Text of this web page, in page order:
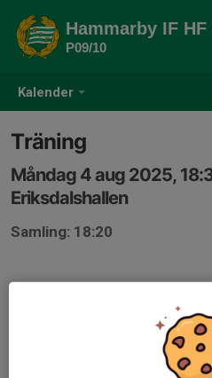
Kalender
Hammarby IF HF
P09/10
Träning
Måndag 4 aug 2025,
Eriksdalshallen
Samling: 18:20